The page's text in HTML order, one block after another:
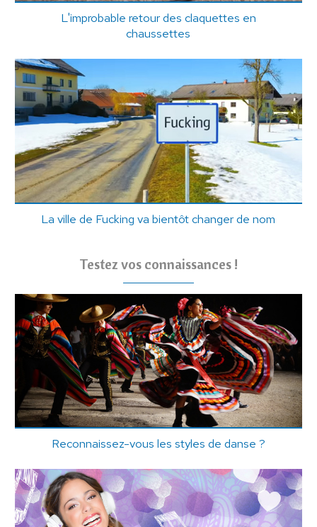
L'improbable retour des claquettes en
chaussettes
La ville de Fucking va bientôt changer de nom
Testez vos connaissances !
Reconnaissez-vous les styles de danse ?